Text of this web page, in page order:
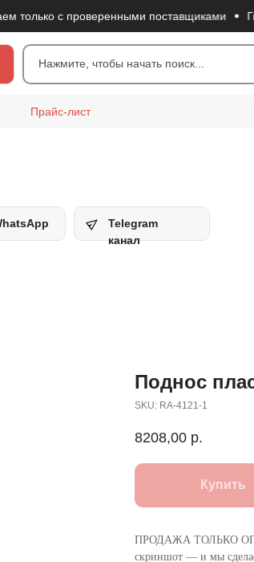
с проверенными поставщиками
Нажмите, чтобы начать поиск...
Прайс-лист
Telegram
канал
Поднос
SKU: RA-4121-1
8208,00 р.
Купить
ПРОДАЖА ТОЛЬКО
скриншот — и мы